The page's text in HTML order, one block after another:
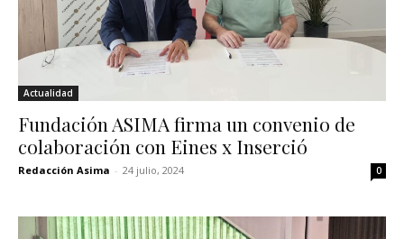
Actualidad
Fundación ASIMA firma un convenio de
colaboración con Eines x Inserció
Redacción Asima - 24 julio, 2024 0